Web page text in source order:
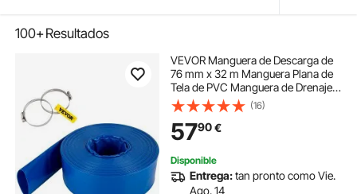
100+Resultados
VEVOR Manguera de Descarga de
76 mm x 32 m Manguera Plana de
Tela de PVC Manguera de Drenaje
Resistente con Abrazaderas
Resistente a la Intemperie para
Piscina y Transferencia de Agua,
Azul
(16)
5790€
Disponible
Entrega:tan pronto como Vie.
Ago. 14